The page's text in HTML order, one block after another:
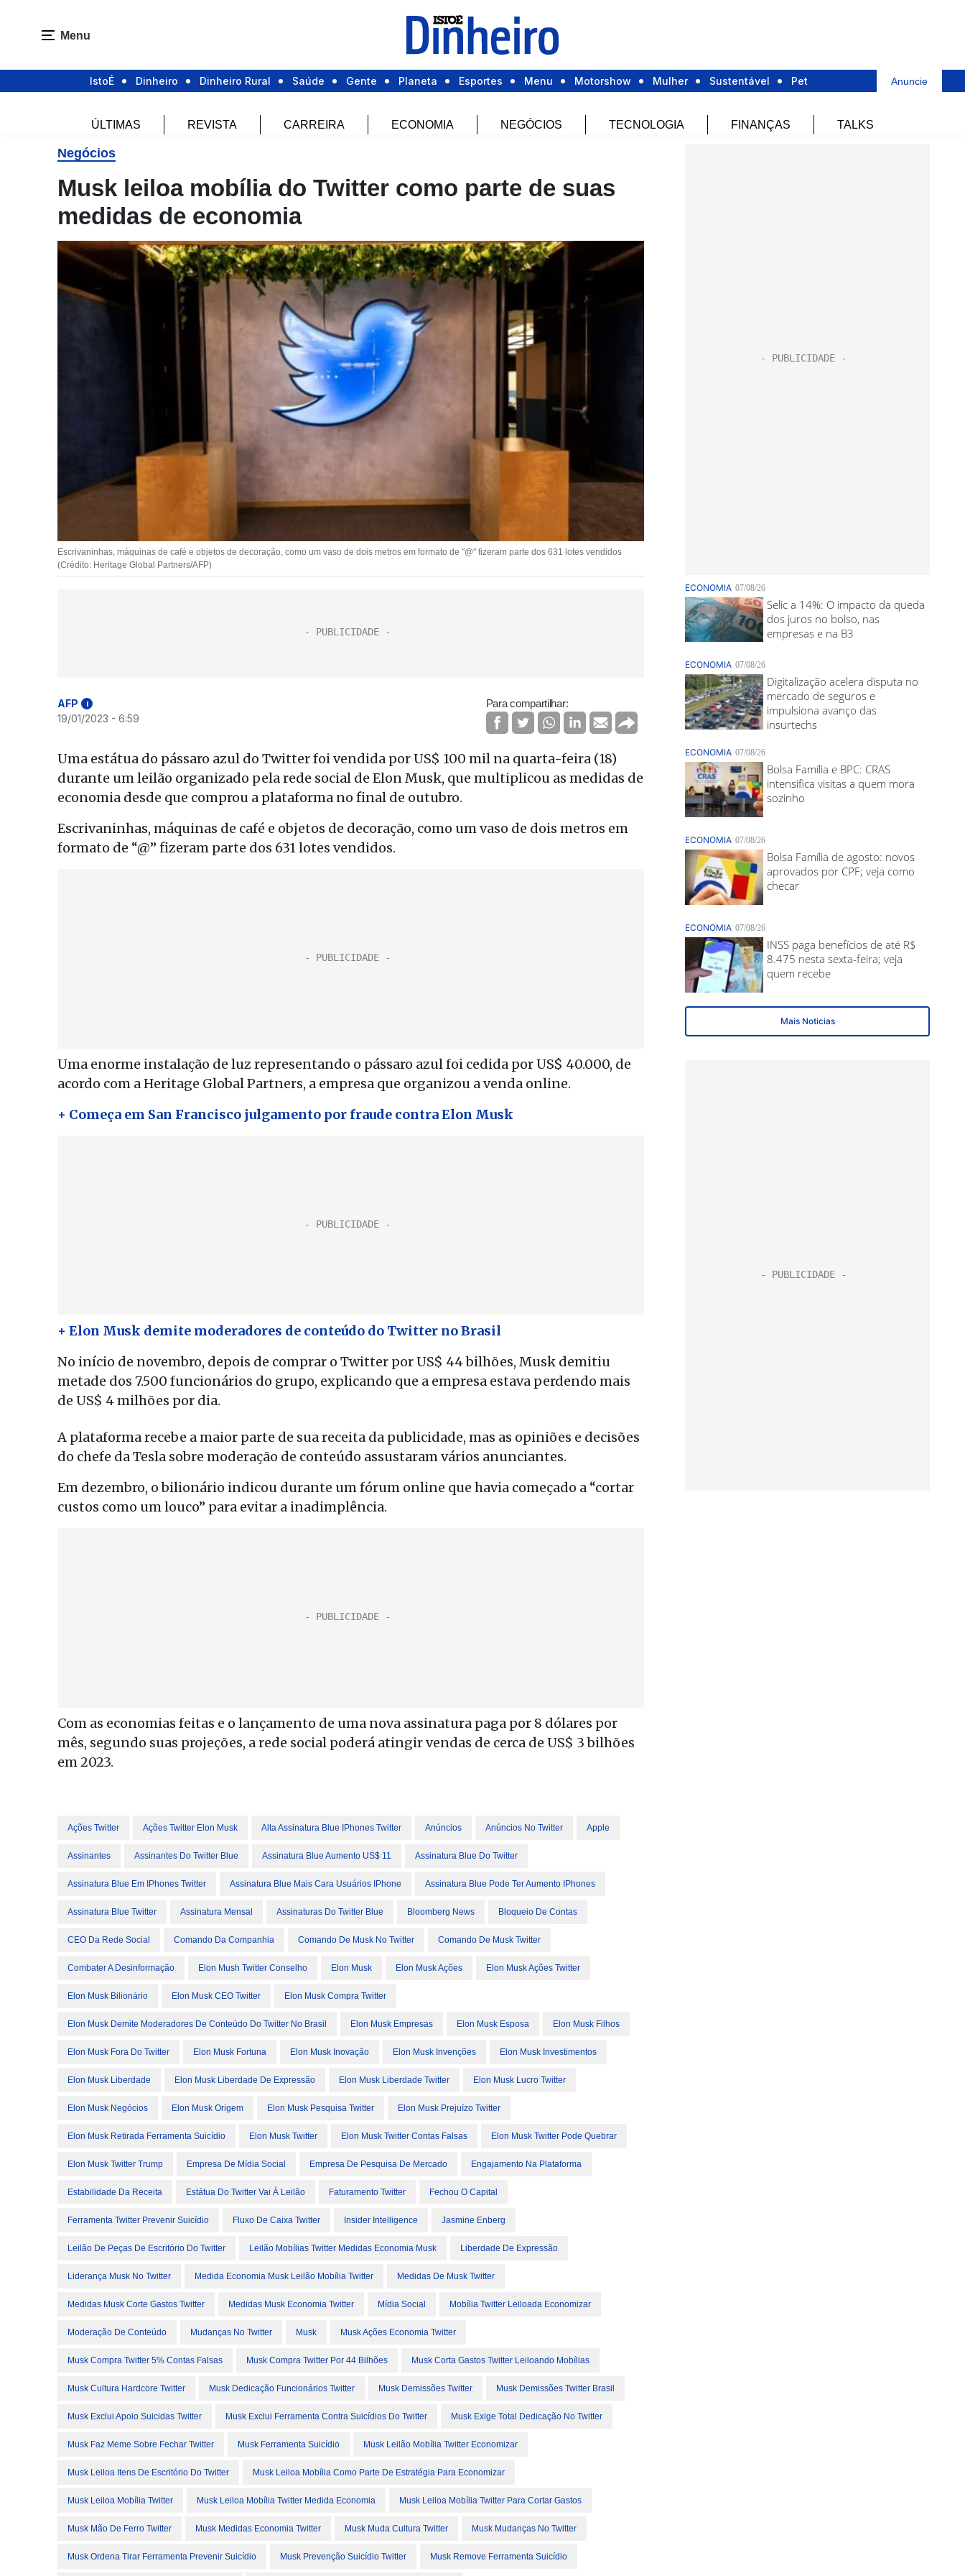
Menu
IstoÉ Dinheiro Dinheiro Rural Saúde Gente Planeta Esportes Menu Motorshow Mulher Sustentável Pet Anuncie
ÚLTIMAS REVISTA CARREIRA ECONOMIA NEGÓCIOS TECNOLOGIA FINANÇAS TALKS
Negócios
Musk leiloa mobília do Twitter como parte de suas
medidas de economia
Escrivaninhas, máquinas de café e objetos de decoração, como um vaso de dois metros em formato de "@" fizeram parte dos 631 lotes vendidos
(Crédito: Heritage Global Partners/AFP)
AFP i
19/01/2023 - 6:59
Para compartilhar:
Uma estátua do pássaro azul do Twitter foi vendida por US$ 100 mil na quarta-feira (18)
durante um leilão organizado pela rede social de Elon Musk, que multiplicou as medidas de
economia desde que comprou a plataforma no final de outubro.
Escrivaninhas, máquinas de café e objetos de decoração, como um vaso de dois metros em
formato de “@” fizeram parte dos 631 lotes vendidos.
Uma enorme instalação de luz representando o pássaro azul foi cedida por US$ 40.000, de
acordo com a Heritage Global Partners, a empresa que organizou a venda online.
+ Começa em San Francisco julgamento por fraude contra Elon Musk
+ Elon Musk demite moderadores de conteúdo do Twitter no Brasil
No início de novembro, depois de comprar o Twitter por US$ 44 bilhões, Musk demitiu
metade dos 7.500 funcionários do grupo, explicando que a empresa estava perdendo mais
de US$ 4 milhões por dia.
A plataforma recebe a maior parte de sua receita da publicidade, mas as opiniões e decisões
do chefe da Tesla sobre moderação de conteúdo assustaram vários anunciantes.
Em dezembro, o bilionário indicou durante um fórum online que havia começado a “cortar
custos como um louco” para evitar a inadimplência.
Com as economias feitas e o lançamento de uma nova assinatura paga por 8 dólares por
mês, segundo suas projeções, a rede social poderá atingir vendas de cerca de US$ 3 bilhões
em 2023.
Ações Twitter Ações Twitter Elon Musk Alta Assinatura Blue IPhones Twitter Anúncios Anúncios No Twitter Apple
Assinantes Assinantes Do Twitter Blue Assinatura Blue Aumento US$ 11 Assinatura Blue Do Twitter
Assinatura Blue Em IPhones Twitter Assinatura Blue Mais Cara Usuários IPhone Assinatura Blue Pode Ter Aumento IPhones
Assinatura Blue Twitter Assinatura Mensal Assinaturas Do Twitter Blue Bloomberg News Bloqueio De Contas
CEO Da Rede Social Comando Da Companhia Comando De Musk No Twitter Comando De Musk Twitter
Combater A Desinformação Elon Mush Twitter Conselho Elon Musk Elon Musk Ações Elon Musk Ações Twitter
Elon Musk Bilionário Elon Musk CEO Twitter Elon Musk Compra Twitter
Elon Musk Demite Moderadores De Conteúdo Do Twitter No Brasil Elon Musk Empresas Elon Musk Esposa Elon Musk Filhos
Elon Musk Fora Do Twitter Elon Musk Fortuna Elon Musk Inovação Elon Musk Invenções Elon Musk Investimentos
Elon Musk Liberdade Elon Musk Liberdade De Expressão Elon Musk Liberdade Twitter Elon Musk Lucro Twitter
Elon Musk Negócios Elon Musk Origem Elon Musk Pesquisa Twitter Elon Musk Prejuízo Twitter
Elon Musk Retirada Ferramenta Suicídio Elon Musk Twitter Elon Musk Twitter Contas Falsas Elon Musk Twitter Pode Quebrar
Elon Musk Twitter Trump Empresa De Mídia Social Empresa De Pesquisa De Mercado Engajamento Na Plataforma
Estabilidade Da Receita Estátua Do Twitter Vai À Leilão Faturamento Twitter Fechou O Capital
Ferramenta Twitter Prevenir Suicídio Fluxo De Caixa Twitter Insider Intelligence Jasmine Enberg
Leilão De Peças De Escritório Do Twitter Leilão Mobílias Twitter Medidas Economia Musk Liberdade De Expressão
Liderança Musk No Twitter Medida Economia Musk Leilão Mobília Twitter Medidas De Musk Twitter
Medidas Musk Corte Gastos Twitter Medidas Musk Economia Twitter Mídia Social Mobília Twitter Leiloada Economizar
Moderação De Conteúdo Mudanças No Twitter Musk Musk Ações Economia Twitter
Musk Compra Twitter 5% Contas Falsas Musk Compra Twitter Por 44 Bilhões Musk Corta Gastos Twitter Leiloando Mobílias
Musk Cultura Hardcore Twitter Musk Dedicação Funcionários Twitter Musk Demissões Twitter Musk Demissões Twitter Brasil
Musk Exclui Apoio Suicidas Twitter Musk Exclui Ferramenta Contra Suicídios Do Twitter Musk Exige Total Dedicação No Twitter
Musk Faz Meme Sobre Fechar Twitter Musk Ferramenta Suicídio Musk Leilão Mobília Twitter Economizar
Musk Leiloa Itens De Escritório Do Twitter Musk Leiloa Mobília Como Parte De Estratégia Para Economizar
Musk Leiloa Mobília Twitter Musk Leiloa Mobília Twitter Medida Economia Musk Leiloa Mobília Twitter Para Cortar Gastos
Musk Mão De Ferro Twitter Musk Medidas Economia Twitter Musk Muda Cultura Twitter Musk Mudanças No Twitter
Musk Ordena Tirar Ferramenta Prevenir Suicídio Musk Prevenção Suicídio Twitter Musk Remove Ferramenta Suicídio